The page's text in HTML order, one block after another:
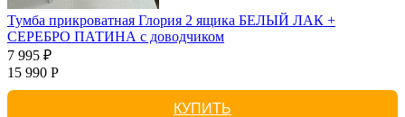
Тумба прикроватная Глория 2 ящика БЕЛЫЙ ЛАК +
СЕРЕБРО ПАТИНА с доводчиком
7 995 ₽
15 990 Р
КУПИТЬ